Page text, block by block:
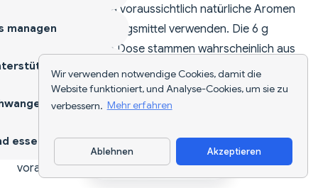
Wir verwenden notwendige Cookies, damit die
Website funktioniert, und Analyse-Cookies, um sie zu
verbessern. Mehr erfahren
Ablehnen Akzeptieren
Linie) wird die Soda voraussichtlich natürliche Aromen
und natürliche Süßungsmittel verwenden. Die 6 g
Kohlenhydrate pro Dose stammen wahrscheinlich aus
einer moderaten Mischung natürlicher Süßstoffe.
Keine Zuckeralkohole werden in der Formulierung
erwartet — ein Vorteil für Personen, die unter
Maltit leiden. Die offizielle Zutatenliste wird
voraussichtlich beim Launch im Juli 2026 bestätigt.
App herunterladen
managen
essen